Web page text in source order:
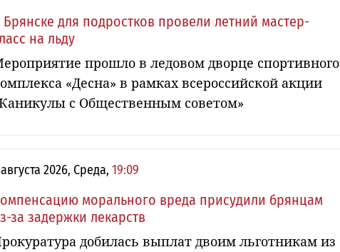
Брянске для подростков провели летний мастер-
на льду
прошло в ледовом дворце спортивного
«Десна» в рамках всероссийской акции
с Общественным советом»
2026, Среда, 19:09
морального вреда присудили брянцам
за задержки лекарств
добилась выплат двоим льготникам из